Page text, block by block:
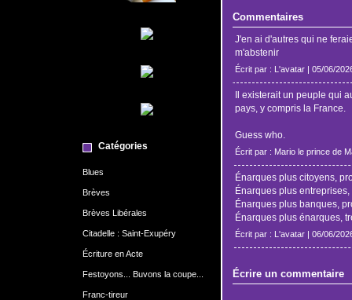
Catégories
Blues
Brèves
Brèves Libérales
Citadelle : Saint-Exupéry
Écriture en Acte
Festoyons... Buvons la coupe...
Franc-tireur
Commentaires
J'en ai d'autres qui ne
m'abstenir
Écrit par : L'avatar | 05/06/
Il existerait un peuple qui
pays, y compris la France.
Guess who.
Écrit par : Mario le prince de
Énarques plus citoyens,
Énarques plus
Énarques plus banques,
Énarques plus énarques,
Écrit par : L'avatar | 06/06/
Écrire un commentaire